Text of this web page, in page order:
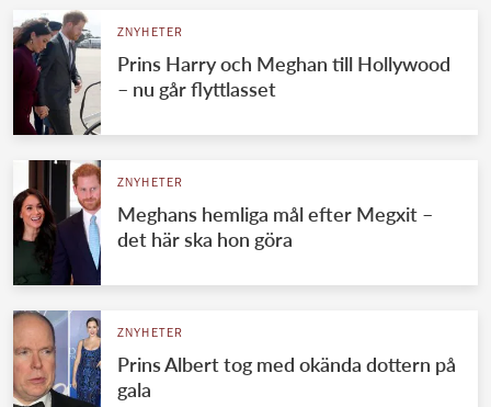
ZNYHETER
Prins Harry och Meghan till Hollywood
– nu går flyttlasset
ZNYHETER
Meghans hemliga mål efter Megxit –
det här ska hon göra
ZNYHETER
Prins Albert tog med okända dottern på
gala